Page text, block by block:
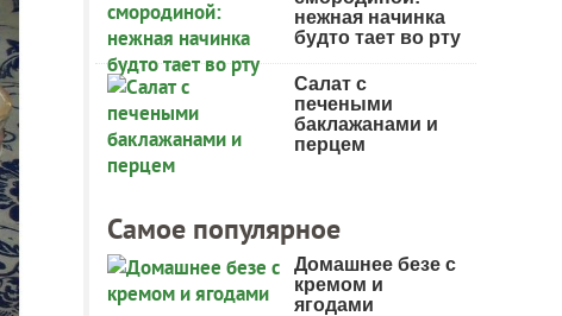
нежная начинка
будто тает во рту
Салат с
печеными
баклажанами и
перцем
Самое популярное
Домашнее безе с
кремом и
ягодами